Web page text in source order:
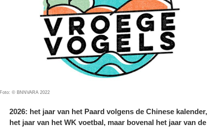
Foto: © BNNVARA 2022
2026: het jaar van het Paard volgens de Chinese kalender,
het jaar van het WK voetbal, maar bovenal het jaar van de